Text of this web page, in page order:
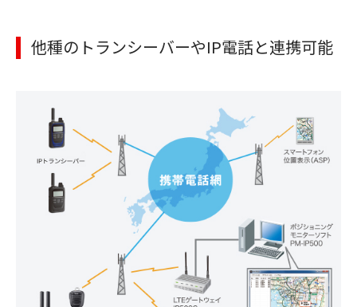
他種のトランシーバーやIP電話と連携可能